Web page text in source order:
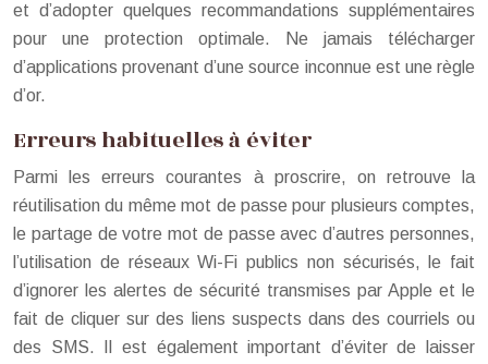
et d’adopter quelques recommandations supplémentaires
pour une protection optimale. Ne jamais télécharger
d’applications provenant d’une source inconnue est une règle
d’or.
Erreurs habituelles à éviter
Parmi les erreurs courantes à proscrire, on retrouve la
réutilisation du même mot de passe pour plusieurs comptes,
le partage de votre mot de passe avec d’autres personnes,
l’utilisation de réseaux Wi-Fi publics non sécurisés, le fait
d’ignorer les alertes de sécurité transmises par Apple et le
fait de cliquer sur des liens suspects dans des courriels ou
des SMS. Il est également important d’éviter de laisser